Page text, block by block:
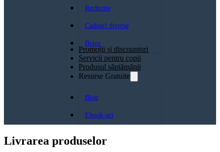
Rechizite
Cadouri diverse
Botez
Promoții și discounturi
Servicii pentru copii
Produsul săptămănii
Resurse Gratuite
Blog
Ebook-uri
Livrarea produselor